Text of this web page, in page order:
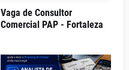
Vaga de Consultor
Comercial PAP - Fortaleza